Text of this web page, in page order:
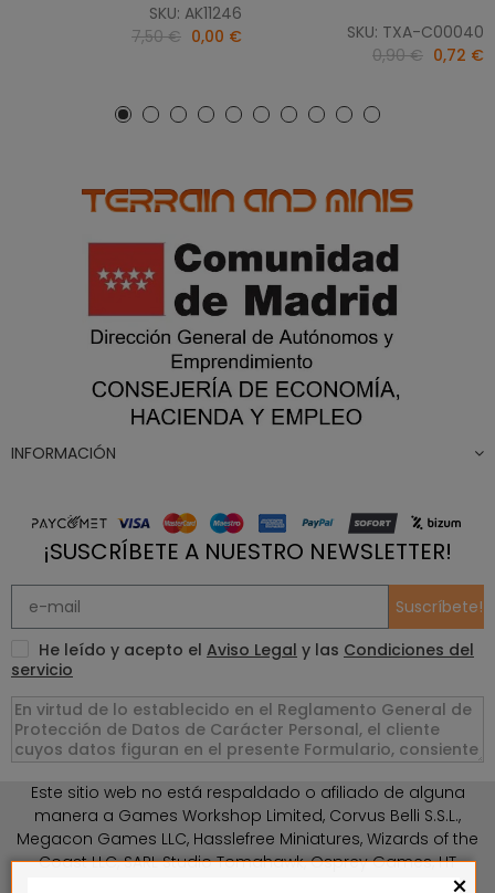
SKU: AK11246
7,50 € 0,00 €
SKU: TXA-C00040
0,90 € 0,72 €
INFORMACIÓN
¡SUSCRÍBETE A NUESTRO NEWSLETTER!
Suscríbete!
He leído y acepto el Aviso Legal y las Condiciones del
servicio
Este sitio web no está respaldado o afiliado de alguna
manera a Games Workshop Limited, Corvus Belli S.S.L.,
Megacon Games LLC, Hasslefree Miniatures, Wizards of the
Coast LLC, SARL Studio Tomahawk, Osprey Games, HT